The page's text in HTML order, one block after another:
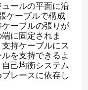
ールの平面に沿
ケーブルで構成
ーブルの張りが
に固定されま
持ケーブルにス
を支持できるよ
己均衡システム
レースに依存し